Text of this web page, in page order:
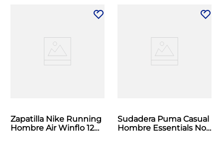
Zapatilla Nike Running
Hombre Air Winflo 12
Sudadera Puma Casual
Hombre Essentials No 1